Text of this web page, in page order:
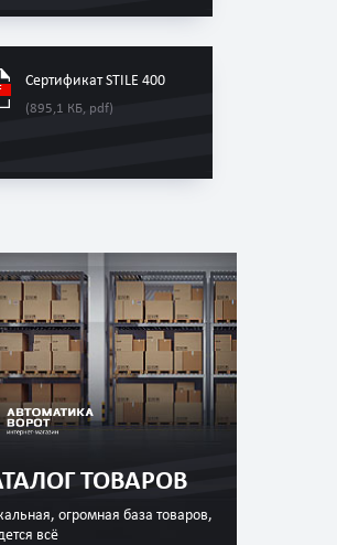
Сертификат STILE 400
(895,1 КБ, pdf)
ТОВАРОВ
огромная база товаров,
всё